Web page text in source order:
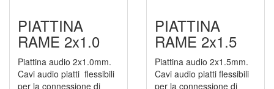
PIATTINA
RAME 2x1.0
Piattina audio 2x1.0mm.
Cavi audio piatti flessibili
per la connessione di
PIATTINA
RAME 2x1.5
Piattina audio 2x1.5mm.
Cavi audio piatti flessibili
per la connessione di